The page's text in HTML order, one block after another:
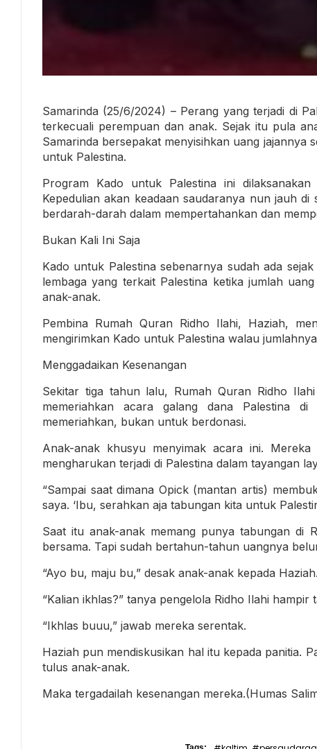
Samarinda (25/6/2024) – Perang yang terjadi di
terkecuali perempuan dan anak. Sejak itu pula
Samarinda bersepakat menyisihkan uang
untuk Palestina.
Program Kado untuk Palestina ini
Kepedulian akan keadaan saudaranya nun jauh
berdarah-darah dalam mempertahankan dan
Bukan Kali Ini Saja
Kado untuk Palestina sebenarnya sudah ada
lembaga yang terkait Palestina ketika jumlah
anak-anak.
Pembina Rumah Quran Ridho Ilahi, Haziah,
mengirimkan Kado untuk Palestina walau
Menggadaikan Kesenangan
Sekitar tiga tahun lalu, Rumah Quran Ridho
memeriahkan acara galang dana Palestina
memeriahkan, bukan untuk berdonasi.
Anak-anak khusyu menyimak acara ini.
mengharukan terjadi di Palestina dalam tayangan
“Sampai saat dimana Opick (mantan artis)
saya. ‘Ibu, serahkan aja tabungan kita untuk
Saat itu anak-anak memang punya tabungan di
bersama. Tapi sudah bertahun-tahun uangnya
“Ayo bu, maju bu,” desak anak-anak kepada Haziah.
“Kalian ikhlas?” tanya pengelola Ridho Ilahi hampir
“Ikhlas buuu,” jawab mereka serentak.
Haziah pun mendiskusikan hal itu kepada panitia.
tulus anak-anak.
Maka tergadailah kesenangan mereka.(Humas